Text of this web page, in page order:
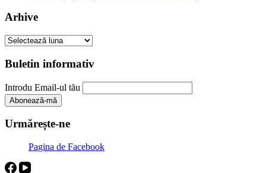
Arhive
Arhive
Buletin informativ
Introdu Email-ul tău
Urmărește-ne
Pagina de Facebook